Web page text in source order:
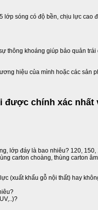
lớp sóng có độ bền, chịu lực cao
thông khoáng giúp bảo quản
hiệu của mình hoặc các sản
chính xác
lớp đáy là bao nhiêu? 120, 150,
carton choàng, thùng carton
(xuất khẩu gỗ nội thất) hay